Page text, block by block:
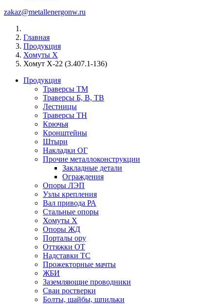
zakaz@metallenergonw.ru
Главная
Продукция
Хомуты Х
Хомут Х-22 (3.407.1-136)
Продукция
Траверсы ТМ
Траверсы Б, В, ТВ
Лестницы
Траверсы ТН
Крючья
Кронштейны
Штыри
Накладки ОГ
Прочие металлоконструкции
Закладные детали
Ограждения
Опоры ЛЭП
Узлы крепления
Вал привода РА
Стальные опоры
Хомуты Х
Опоры ЖД
Порталы ору
Оттяжки ОТ
Надставки ТС
Прожекторные мачты
ЖБИ
Заземляющие проводники
Сваи ростверки
Болты, шайбы, шпильки